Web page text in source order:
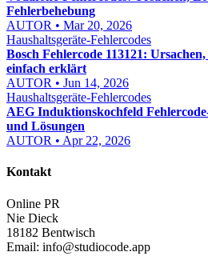
Fehlerbehebung
AUTOR • Mar 20, 2026
Haushaltsgeräte-Fehlercodes
Bosch Fehlercode 113121:
einfach erklärt
AUTOR • Jun 14, 2026
Haushaltsgeräte-Fehlercodes
AEG Induktionskochfeld
und Lösungen
AUTOR • Apr 22, 2026
Kontakt
Online PR
Nie Dieck
18182 Bentwisch
Email: info@studiocode.app